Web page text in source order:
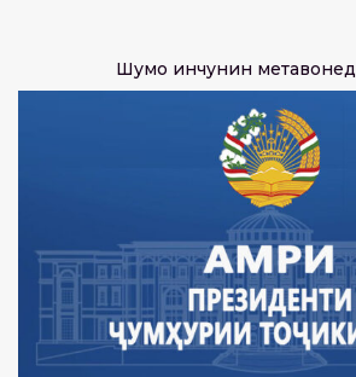
Шумо инчунин метавонед